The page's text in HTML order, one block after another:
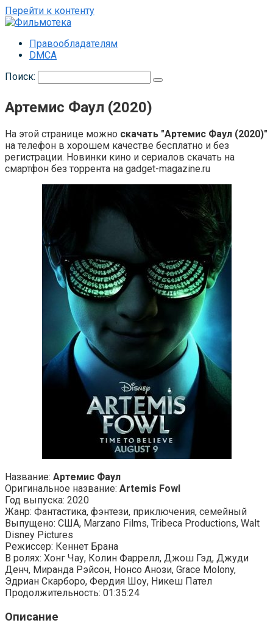
Перейти к контенту
Правообладателям
DMCA
Поиск:
Артемис Фаул (2020)
На этой странице можно скачать "Артемис Фаул (2020)"
на телефон в хорошем качестве бесплатно и без
регистрации. Новинки кино и сериалов скачать на
смартфон без торрента на gadget-magazine.ru
Название: Артемис Фаул
Оригинальное название: Artemis Fowl
Год выпуска: 2020
Жанр: Фантастика, фэнтези, приключения, семейный
Выпущено: США, Marzano Films, Tribeca Productions, Walt
Disney Pictures
Режиссер: Кеннет Брана
В ролях: Хонг Чау, Колин Фаррелл, Джош Гэд, Джуди
Денч, Миранда Рэйсон, Нонсо Анози, Grace Molony,
Эдриан Скарборо, Фердия Шоу, Никеш Пател
Продолжительность: 01:35:24
Описание